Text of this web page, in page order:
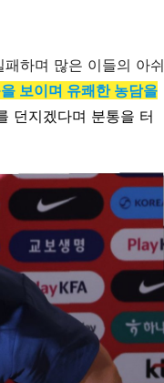
하며 많은 이들의 아쉬
보이며 유쾌한 농담을
던지겠다며 분통을 터